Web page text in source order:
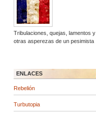
Tribulaciones, quejas, lamentos y
otras asperezas de un pesimista
ENLACES
Rebelión
Turbutopia